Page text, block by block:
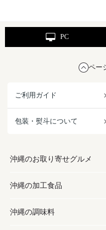
PC
ペー
ご利用ガイド
包装・熨斗について
沖縄のお取り寄せグルメ
お取り寄せグルメ
フルーツ・野菜
沖縄の加工食品
加工食品
沖縄の調味料